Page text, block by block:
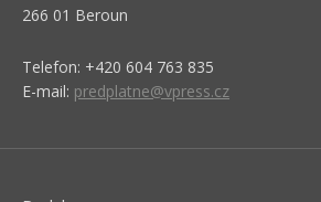
266 01 Beroun
Telefon: +420 604 763 835
E-mail: predplatne@vpress.cz